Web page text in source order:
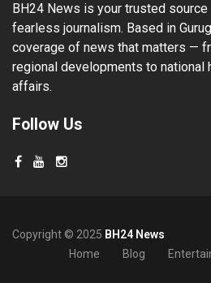
BH24 News is your trusted
fearless journalism. Based in
coverage of news that matters —
regional developments to national
affairs.
Follow Us
Copyright © 2025 BH24 News
Home
Blog